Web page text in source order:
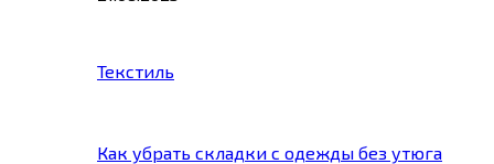
Текстиль
Как убрать складки с одежды без утюга